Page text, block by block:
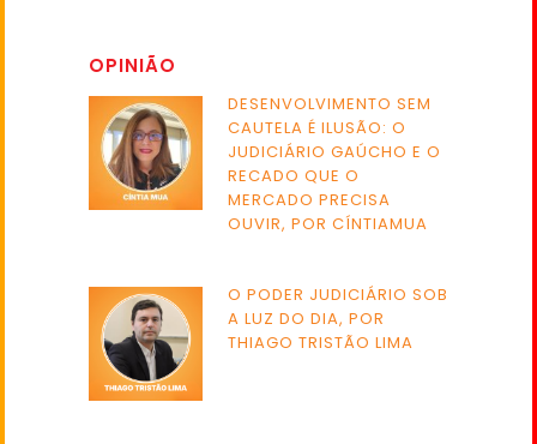
OPINIÃO
DESENVOLVIMENTO SEM
CAUTELA É ILUSÃO: O
JUDICIÁRIO GAÚCHO E O
RECADO QUE O
MERCADO PRECISA
OUVIR, POR CÍNTIAMUA
O PODER JUDICIÁRIO SOB
A LUZ DO DIA, POR
THIAGO TRISTÃO LIMA